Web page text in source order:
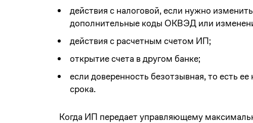
действия с налоговой, если нужно
дополнительные коды ОКВЭД или
действия с расчетным счетом ИП;
открытие счета в другом банке;
если доверенность безотзывная, то есть
срока.
Когда ИП передает управляющему